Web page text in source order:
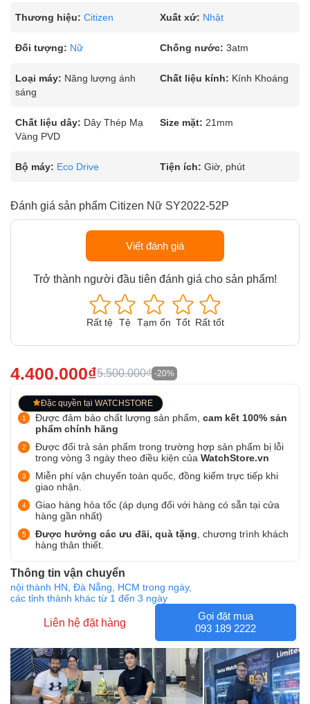
Thương hiệu: Citizen Xuất xứ: Nhật
Đối tượng: Nữ Chống nước: 3atm
Loại máy: Năng lượng ánh
sáng
Chất liệu kính: Kính Khoáng
Chất liệu dây: Dây Thép Mạ
Vàng PVD
Size mặt: 21mm
Bộ máy: Eco Drive Tiện ích: Giờ, phút
Đánh giá sản phẩm Citizen Nữ SY2022-52P
Viết đánh giá
Trở thành người đầu tiên đánh giá cho sản phẩm!
Rất tệ Tệ Tạm ổn Tốt Rất tốt
4.400.000₫5.500.000₫ -20%
Đặc quyền tại WATCHSTORE
Được đảm bảo chất lượng sản phẩm, cam kết 100% sản
phẩm chính hãng
Được đổi trả sản phẩm trong trường hợp sản phẩm bị lỗi
trong vòng 3 ngày theo điều kiện của WatchStore.vn
Miễn phí vận chuyển toàn quốc, đồng kiểm trực tiếp khi
giao nhận.
Giao hàng hỏa tốc (áp dụng đối với hàng có sẵn tại cửa
hàng gần nhất)
Được hưởng các ưu đãi, quà tặng , chương trình khách
hàng thân thiết.
Thông tin vận chuyển
nội thành HN, Đà Nẵng, HCM trong ngày,
các tỉnh thành khác từ 1 đến 3 ngày
Liên hệ đặt hàng
Gọi đặt mua
093 189 2222